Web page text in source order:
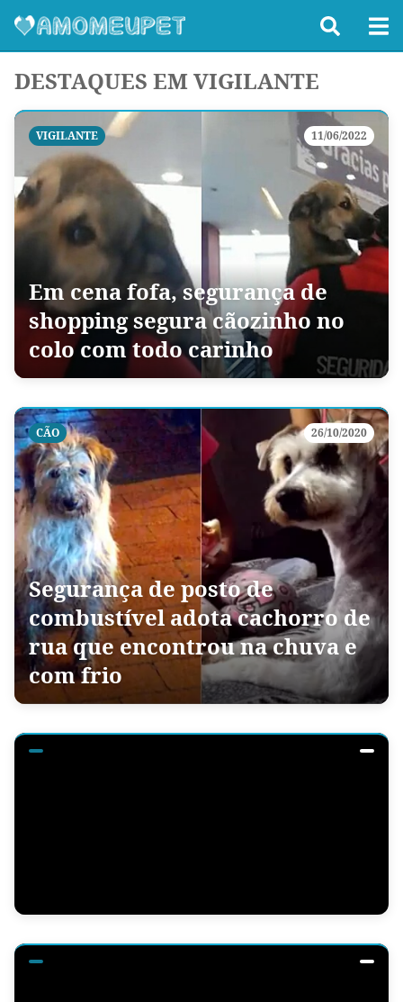
DESTAQUES EM VIGILANTE
VIGILANTE 11/06/2022
Em cena fofa, segurança de
shopping segura cãozinho no
colo com todo carinho
CÃO 26/10/2020
Segurança de posto de
combustível adota cachorro de
rua que encontrou na chuva e
com frio